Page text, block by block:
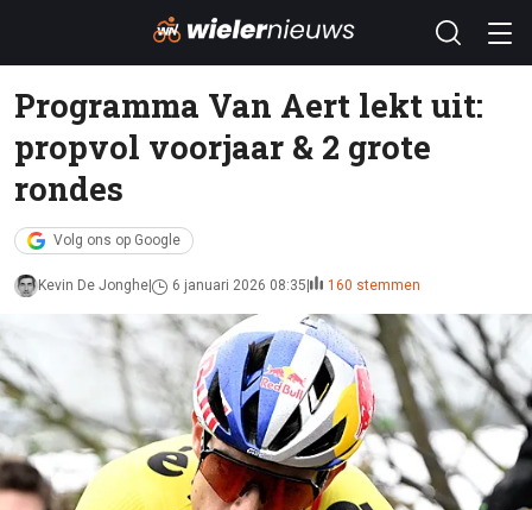
Programma Van Aert lekt uit:
propvol voorjaar & 2 grote
rondes
Volg ons op Google
Kevin De Jonghe 6 januari 2026 08:35 160 stemmen